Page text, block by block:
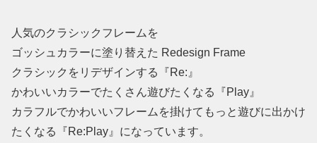
人気のクラシックフレームを
ゴッシュカラーに塗り替えた Redesign Frame
クラシックをリデザインする『Re:』
かわいいカラーでたくさん遊びたくなる『Play』
カラフルでかわいいフレームを掛けてもっと遊びに出かけ
たくなる『Re:Play』になっています。